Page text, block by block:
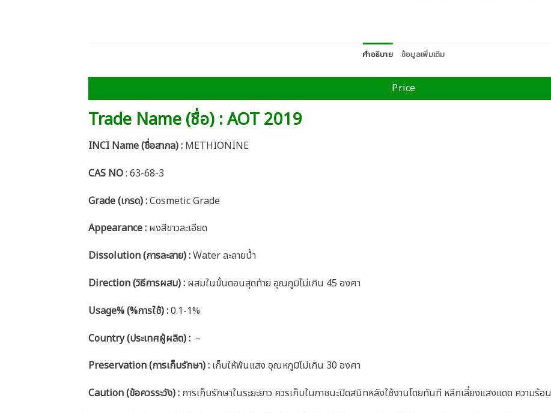
คำอธิบาย ข้อมูลเพิ่มเติม
Price
Trade Name (ชื่อ) : AOT 2019
INCI Name (ชื่อสากล) : METHIONINE
CAS NO: 63-68-3
Grade (เกรด) :Cosmetic Grade
Appearance : ผงสีขาวละเอียด
Dissolution (การละลาย) :Water ละลายน้ำ
Direction (วิธีการผสม) : ผสมในขั้นตอนสุดท้าย อุณภูมิไม่เกิน 45 องศา
Usage% (%การใช้) :0.1-1%
Country (ประเทศผู้ผลิต) : –
Preservation (การเก็บรักษา) : เก็บให้พ้นแสง อุณหภูมิไม่เกิน 30 องศา
Caution(ข้อควรระวัง) : การเก็บรักษาในระยะยาว ควรเก็บในภาชนะปิดสนิทหลังใช้งานโดยทันที หลีกเลี่ยงแสงแดด ความร้อน